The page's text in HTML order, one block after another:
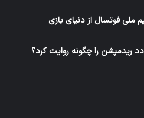
ملی فوتسال از دنیای بازی
ریدمپشن را چگونه روایت کرد؟